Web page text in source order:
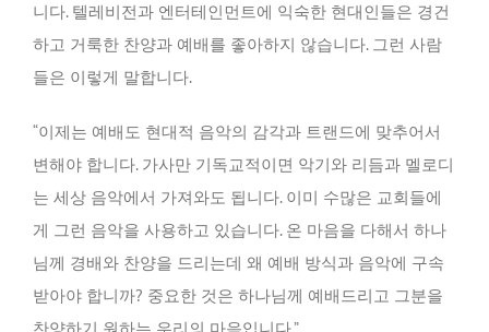
니다. 텔레비전과 엔터테인먼트에 익숙한 현대인들은 경건
하고 거룩한 찬양과 예배를 좋아하지 않습니다. 그런 사람
들은 이렇게 말합니다.
“이제는 예배도 현대적 음악의 감각과 트랜드에 맞추어서
변해야 합니다. 가사만 기독교적이면 악기와 리듬과 멜로디
는 세상 음악에서 가져와도 됩니다. 이미 수많은 교회들에
게 그런 음악을 사용하고 있습니다. 온 마음을 다해서 하나
님께 경배와 찬양을 드리는데 왜 예배 방식과 음악에 구속
받아야 합니까? 중요한 것은 하나님께 예배드리고 그분을